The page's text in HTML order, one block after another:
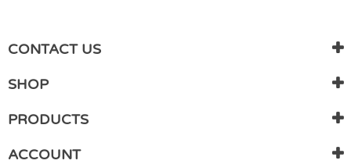
There are currently no product reviews. Be the first who write
review
CONTACT US
SHOP
PRODUCTS
ACCOUNT